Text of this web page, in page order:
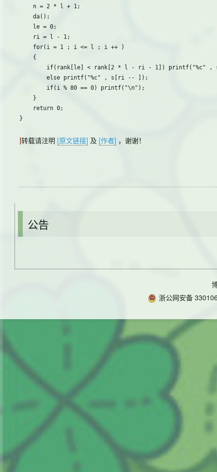
    n = 2 * l + 1;
    da();
    le = 0;
    ri = l - 1;
    for(i = 1 ; i <= l ; i ++ )
    {
if(rank[le] < rank[2 * l - ri - 1]) printf("%c" ,
        else printf("%c" , s[ri -- ]);
        if(i % 80 == 0) printf("\n");
    }
    return 0;
}
|转载请注明 [原文链接] 及 [作者] ，谢谢！
公告
浙公网安备